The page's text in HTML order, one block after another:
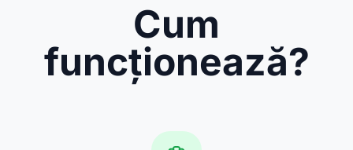
Cum
funcționează?